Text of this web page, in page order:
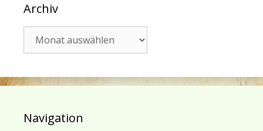
Archiv
Navigation